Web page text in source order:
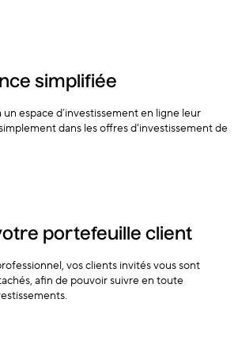
simplifiée
un espace d’investissement en ligne leur
dans les offres d'investissement de
portefeuille client
vos clients invités vous sont
afin de pouvoir suivre en toute